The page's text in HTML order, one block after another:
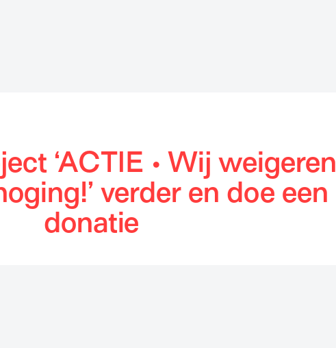
‘ACTIE • Wij weigeren
verder en doe een
donatie